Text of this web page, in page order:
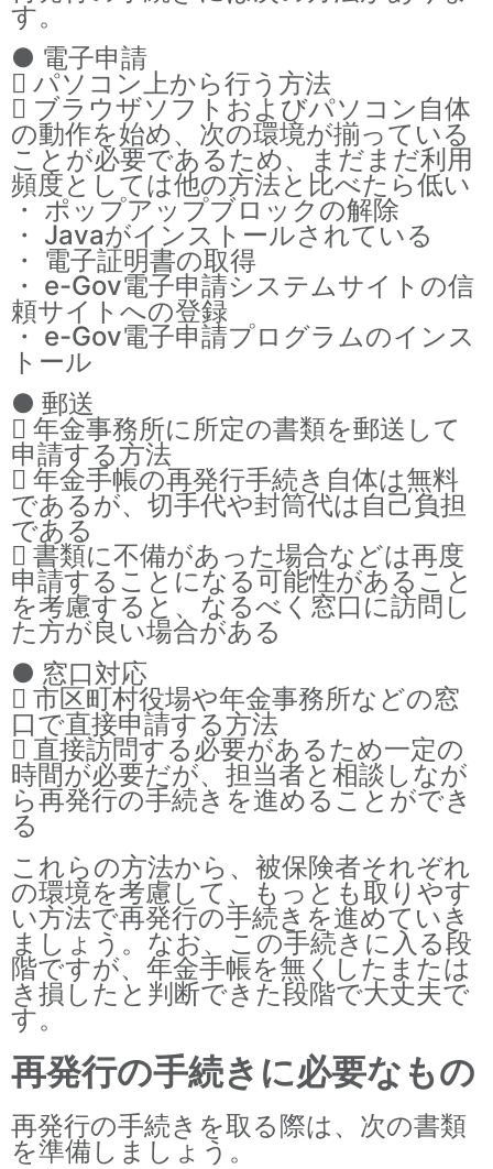
す。
● 電子申請
 パソコン上から行う方法
 ブラウザソフトおよびパソコン自体
の動作を始め、次の環境が揃っている
ことが必要であるため、まだまだ利用
頻度としては他の方法と比べたら低い
・ ポップアップブロックの解除
・ Javaがインストールされている
・ 電子証明書の取得
・ e-Gov電子申請システムサイトの信
頼サイトへの登録
・ e-Gov電子申請プログラムのインス
トール
● 郵送
 年金事務所に所定の書類を郵送して
申請する方法
 年金手帳の再発行手続き自体は無料
であるが、切手代や封筒代は自己負担
である
 書類に不備があった場合などは再度
申請することになる可能性があること
を考慮すると、なるべく窓口に訪問し
た方が良い場合がある
● 窓口対応
 市区町村役場や年金事務所などの窓
口で直接申請する方法
 直接訪問する必要があるため一定の
時間が必要だが、担当者と相談しなが
ら再発行の手続きを進めることができ
る
これらの方法から、被保険者それぞれ
の環境を考慮して、もっとも取りやす
い方法で再発行の手続きを進めていき
ましょう。なお、この手続きに入る段
階ですが、年金手帳を無くしたまたは
き損したと判断できた段階で大丈夫で
す。
再発行の手続きに必要なもの
再発行の手続きを取る際は、次の書類
を準備しましょう。